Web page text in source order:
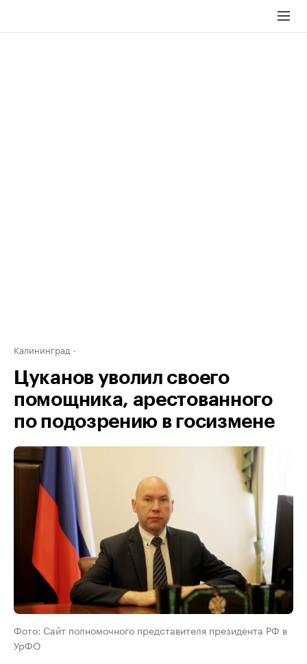
Калининград
Цуканов уволил своего
помощника, арестованного
по подозрению в госизмене
Фото: Сайт полномочного представителя президента РФ в
УрФО